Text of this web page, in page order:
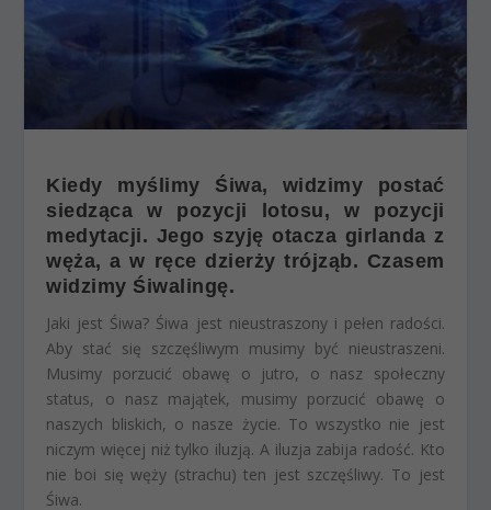
Kiedy myślimy Śiwa, widzimy postać
siedząca w pozycji lotosu, w pozycji
medytacji. Jego szyję otacza girlanda z
węża, a w ręce dzierży trójząb. Czasem
widzimy Śiwalingę.
Jaki jest Śiwa? Śiwa jest nieustraszony i pełen radości.
Aby stać się szczęśliwym musimy być nieustraszeni.
Musimy porzucić obawę o jutro, o nasz społeczny
status, o nasz majątek, musimy porzucić obawę o
naszych bliskich, o nasze życie. To wszystko nie jest
niczym więcej niż tylko iluzją. A iluzja zabija radość. Kto
nie boi się węży (strachu) ten jest szczęśliwy. To jest
Śiwa.